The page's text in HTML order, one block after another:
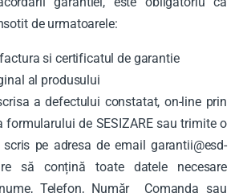
de urmatoarele:
si certificatul de garantie
al produsului
a defectului constatat, on-line prin
formularului de SESIZARE sau trimite o
pe adresa de email garantii@esd-
să conțină toate datele necesare
Telefon, Număr Comanda sau